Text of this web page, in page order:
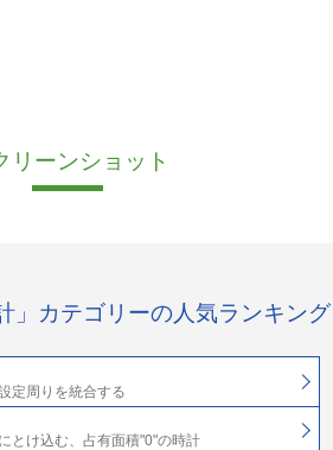
リーンショット
」カテゴリーの人気ランキング
定周りを統合する
とけ込む、占有面積"0"の時計